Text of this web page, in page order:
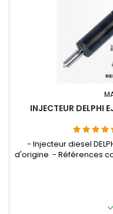
INJECTEUR DELPHI
- Injecteur diesel
d'origine - Références
EJBR05102D , 28232251 ,
8200421897 ,
, 8200421359 ,
H8200421897 ,